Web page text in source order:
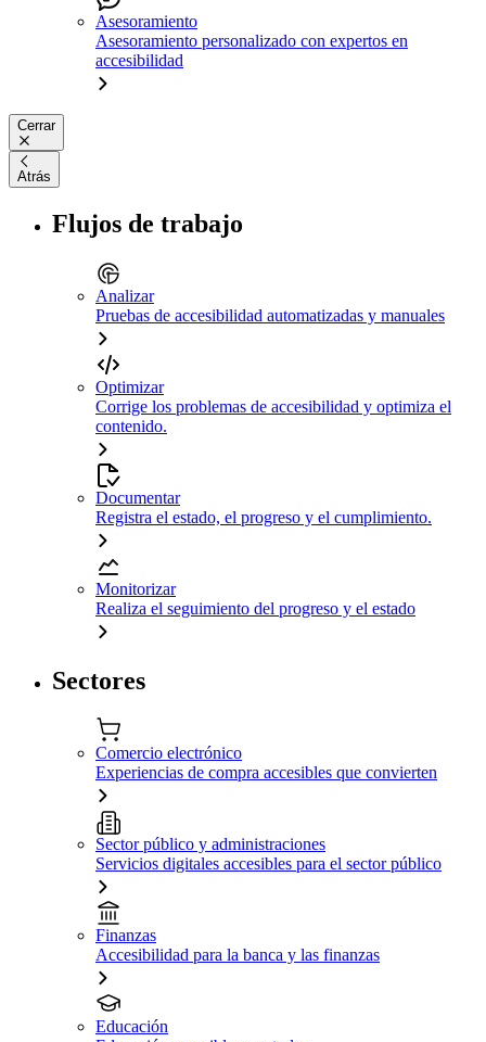
Asesoramiento
Asesoramiento personalizado con expertos en
accesibilidad
Cerrar
Atrás
Flujos de trabajo
Analizar
Pruebas de accesibilidad automatizadas y manuales
Optimizar
Corrige los problemas de accesibilidad y optimiza el
contenido.
Documentar
Registra el estado, el progreso y el cumplimiento.
Monitorizar
Realiza el seguimiento del progreso y el estado
Sectores
Comercio electrónico
Experiencias de compra accesibles que convierten
Sector público y administraciones
Servicios digitales accesibles para el sector público
Finanzas
Accesibilidad para la banca y las finanzas
Educación